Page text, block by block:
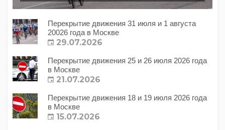
Перекрытие движения 31 июля и 1 августа
20026 года в Москве
29.07.2026
Перекрытие движения 25 и 26 июля 2026 года
в Москве
21.07.2026
Перекрытие движения 18 и 19 июля 2026 года
в Москве
15.07.2026